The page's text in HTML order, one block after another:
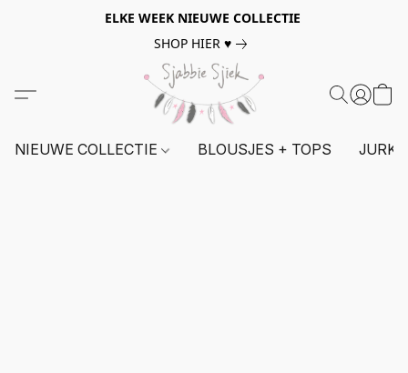
ELKE WEEK NIEUWE COLLECTIE
SHOP HIER ♥
NIEUWE COLLECTIE BLOUSJES + TOPS